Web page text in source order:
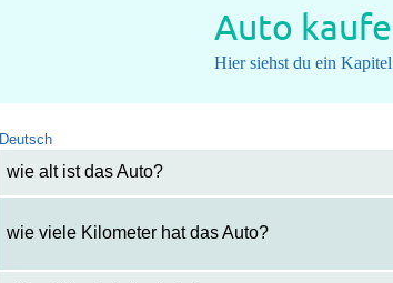
Auto
Hier siehst du ein
Deutsch
wie alt ist das Auto?
wie viele Kilometer hat das Auto?